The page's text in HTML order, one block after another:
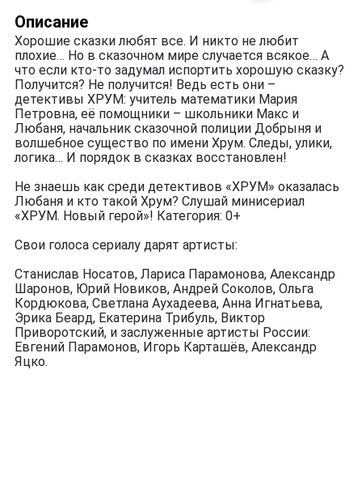
Описание
Хорошие сказки любят все. И никто не любит
плохие… Но в сказочном мире случается всякое… А
что если кто-то задумал испортить хорошую сказку?
Получится? Не получится! Ведь есть они –
детективы ХРУМ: учитель математики Мария
Петровна, её помощники – школьники Макс и
Любаня, начальник сказочной полиции Добрыня и
волшебное существо по имени Хрум. Следы, улики,
логика… И порядок в сказках восстановлен!
Не знаешь как среди детективов «ХРУМ» оказалась
Любаня и кто такой Хрум? Слушай минисериал
«ХРУМ. Новый герой»! Категория: 0+
Свои голоса сериалу дарят артисты:
Станислав Носатов, Лариса Парамонова, Александр
Шаронов, Юрий Новиков, Андрей Соколов, Ольга
Кордюкова, Светлана Аухадеева, Анна Игнатьева,
Эрика Беард, Екатерина Трибуль, Виктор
Приворотский, и заслуженные артисты России:
Евгений Парамонов, Игорь Карташёв, Александр
Яцко.